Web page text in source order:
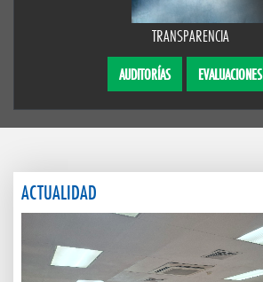
TRANSPARENCIA
AUDITORÍAS EVALUACIONES
ACTUALIDAD